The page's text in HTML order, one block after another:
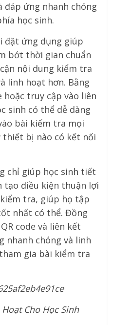
đáp ứng nhanh chóng
học sinh.
đặt ứng dụng giúp
bớt thời gian chuẩn
nội dung kiểm tra
linh hoạt hơn. Bằng
hoặc truy cập vào liên
sinh có thể dễ dàng
bài kiểm tra mọi
bị nào có kết nối
chỉ giúp học sinh tiết
tạo điều kiện thuận lợi
tra, giúp họ tập
nhất có thể. Đồng
code và liên kết
nhanh chóng và linh
gia bài kiểm tra
Cho Học Sinh